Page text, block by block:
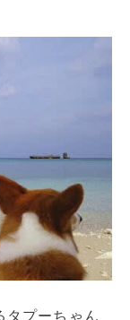
タプーちゃん